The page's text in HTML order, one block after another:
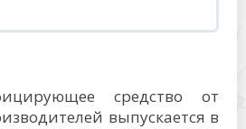
средство от
выпускается в